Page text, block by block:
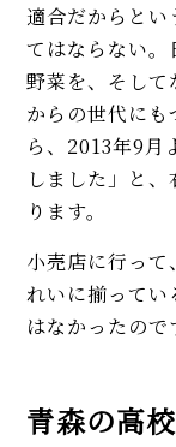
適合だからと
てはならない
野菜を、そし
からの世代に
ら、2013年9月
しました」と
ります。
小売店に行っ
れいに揃って
はなかったので
青森の高